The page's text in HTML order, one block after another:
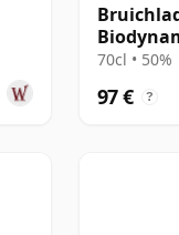
años
70cl • 50%
97 € ?